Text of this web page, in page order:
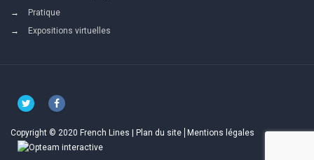
Pratique
Expositions virtuelles
Copyright © 2020 French Lines | Plan du site Mentions légales